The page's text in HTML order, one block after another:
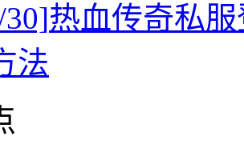
热血传奇私
法